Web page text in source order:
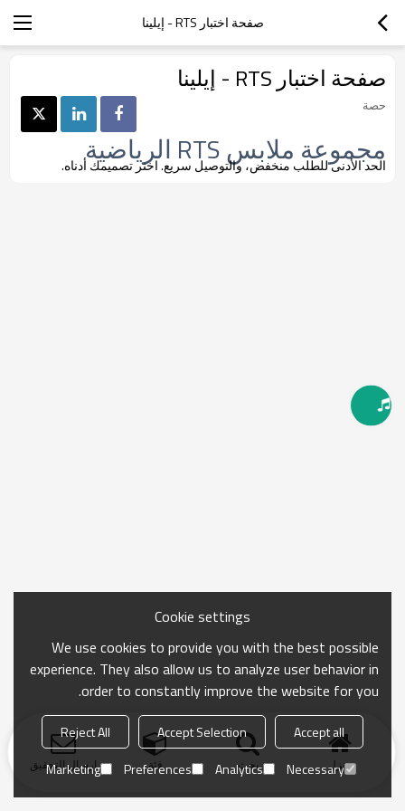
صفحة اختبار RTS - إيلينا
صفحة اختبار RTS - إيلينا
حصة
مجموعة ملابس RTS الرياضية
الحد الأدنى للطلب منخفض، والتوصيل سريع. اختر تصميمك أدناه.
منزل بحث فئة ارسال التحقيق
Cookie settings
We use cookies to provide you with the best possible
experience. They also allow us to analyze user behavior in
order to constantly improve the website for you.
Accept all
Accept Selection
Reject All
Necessary
Analytics
Preferences
Marketing